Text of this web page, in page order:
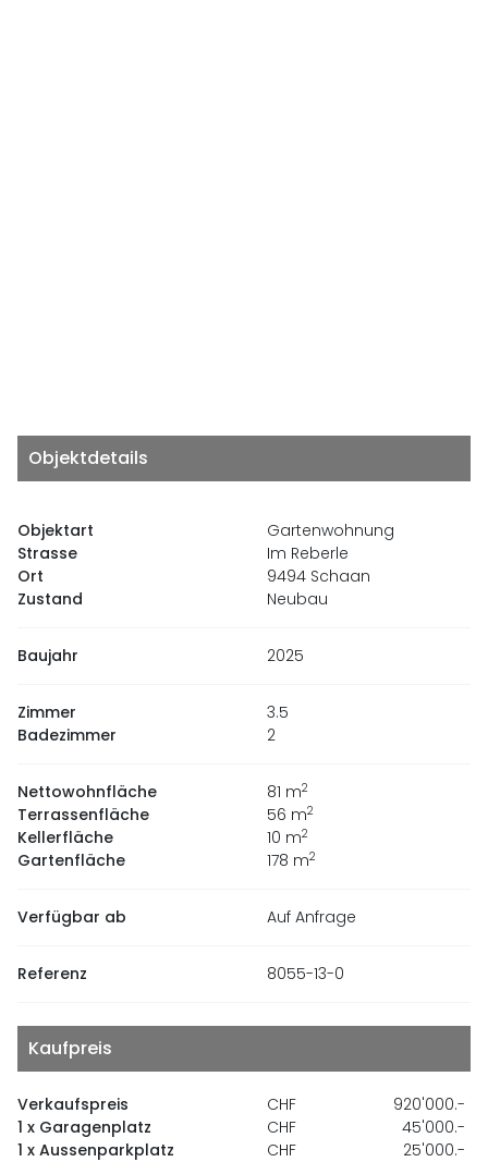
Objektdetails
Objektart
Gartenwohnung
Strasse
Im Reberle
Ort
9494 Schaan
Zustand
Neubau
Baujahr 2025
Zimmer
3.5
Badezimmer
2
Nettowohnfläche 81 m2
Terrassenfläche 56 m2
Kellerfläche 10 m2
Gartenfläche 178 m2
Verfügbar ab Auf Anfrage
Referenz 8055-13-0
Kaufpreis
Verkaufspreis CHF
920'000.-
1 x Garagenplatz
CHF
45'000.-
1 x Aussenparkplatz
CHF
25'000.-